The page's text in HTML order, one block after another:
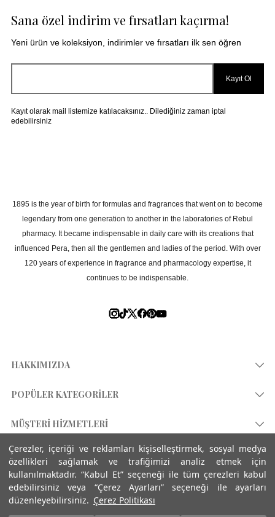
Çerezler, içeriği ve reklamları kişiselleştirmek, sosyal medya
özellikleri sağlamak ve trafiğimizi analiz etmek için
kullanılmaktadır. “Kabul Et” seçeneği ile tüm çerezleri kabul
edebilirsiniz veya “Çerez Ayarları” seçeneği ile ayarları
düzenleyebilirsiniz. Çerez Politikası
Sana özel indirim ve fırsatları kaçırma!
Yeni ürün ve koleksiyon, indirimler ve fırsatları ilk sen öğren
Kayıt Ol
Kayıt olarak mail listemize katılacaksınız.. Dilediğiniz zaman iptal
edebilirsiniz
1895 is the year of birth for formulas and fragrances that went on to become
legendary from one generation to another in the laboratories of Rebul
pharmacy. It became indispensable in daily care with its creations that
influenced Pera, then all the gentlemen and ladies of the period. With over
120 years of experience in fragrance and pharmacology expertise, it
continues to be indispensable.
HAKKIMIZDA
Hikayemiz
Heritage Store
Entegre Yönetim Sistemi
Blog Atelier
Entegre Kalite Politikası
POPÜLER KATEGORİLER
Kolonya 80°
Erkek Parfüm
Kadın Parfüm
Mumlar
MÜŞTERİ HİZMETLERİ
Bize Ulaşın
Kurumsal Satış
Sıkça Sorulan Sorular
KVKK
ÖZEL SAYFALAR
Yeni Leopard Koleksiyonu
Sevgililer Günü'ne Özel